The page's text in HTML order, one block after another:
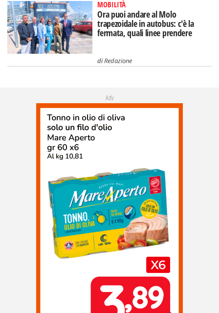
MOBILITÀ
Ora puoi andare al Molo
trapezoidale in autobus: c'è la
fermata, quali linee prendere
diRedazione
Adv